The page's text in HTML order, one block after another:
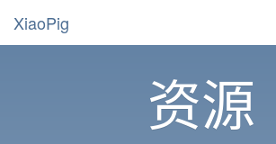
XiaoPig
资源